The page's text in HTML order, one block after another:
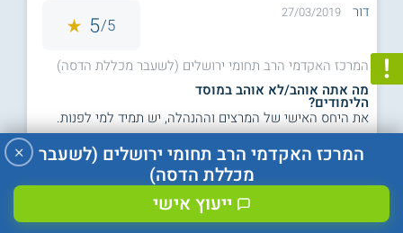
דור 27/03/2019
5/
5
המרכז האקדמי הרב תחומי ירושלים (לשעבר מכללת הדסה)
מה אתה אוהב/לא אוהב במוסד
הלימודים?
את היחס האישי של המרצים וההנהלה, יש תמיד למי לפנות.
על הקמפוס
המכללה ממוקמת ממש במרכז העיר- נוח להגעה. המכללה
קטנה ואפשר להתמצא בקלות.
בתארים שהציונים הסופיים בהם לא חשובים- לא לרדוף אחרי
המרכז האקדמי הרב תחומי ירושלים (לשעבר
מכללת הדסה)
ייעוץ אישי
×